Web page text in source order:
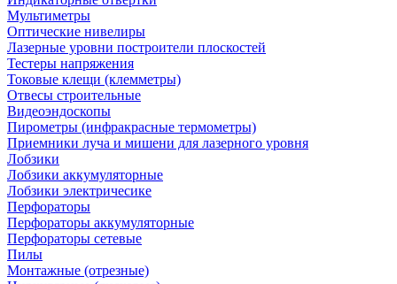
Мультиметры
Оптические нивелиры
Лазерные уровни построители плоскостей
Тестеры напряжения
Токовые клещи (клемметры)
Отвесы строительные
Видеоэндоскопы
Пирометры (инфракрасные термометры)
Приемники луча и мишени для лазерного уровня
Лобзики
Лобзики аккумуляторные
Лобзики электричесике
Перфораторы
Перфораторы аккумуляторные
Перфораторы сетевые
Пилы
Монтажные (отрезные)